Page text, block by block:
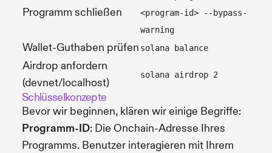
Programm schließen
<program-id> --bypass-
warning
Wallet-Guthaben prüfen solana balance
Airdrop anfordern
(devnet/localhost)
solana airdrop 2
Schlüsselkonzepte
Bevor wir beginnen, klären wir einige Begriffe:
Programm-ID: Die Onchain-Adresse Ihres
Programms. Benutzer interagieren mit Ihrem